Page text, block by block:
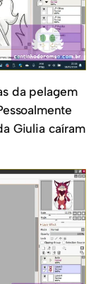
da pelagem
Giulia caíram